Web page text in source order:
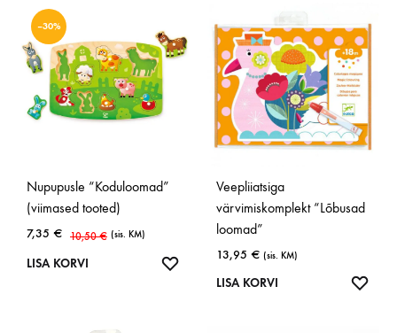
–30%
Nupupusle “Koduloomad”
(viimased tooted)
7,35 € 10,50€ (sis. KM)
LISA KORVI
SOOVINIMEKIRJA
Veepliiatsiga
värvimiskomplekt “Lõbusad
loomad”
13,95 € (sis. KM)
LISA KORVI